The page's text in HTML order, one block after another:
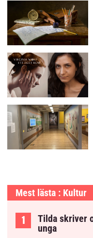
Mest lästa : Kultur
Tilda skriver
unga